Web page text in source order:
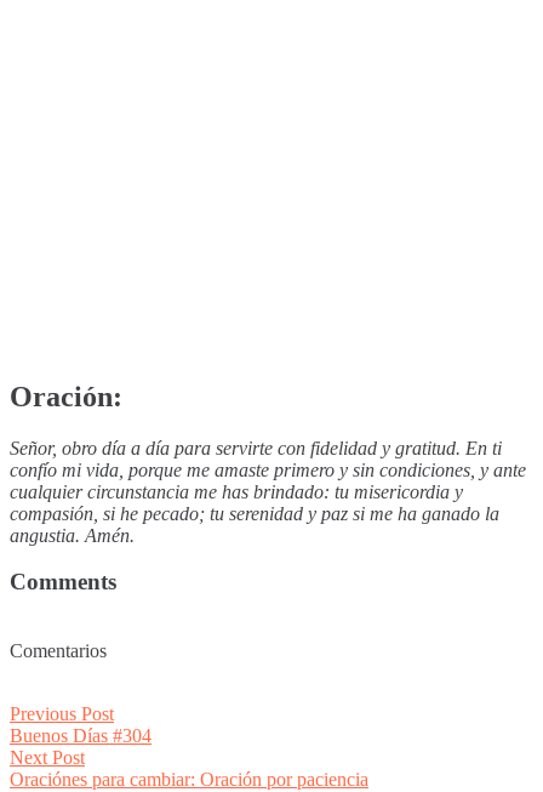
Oración:
Señor, obro día a día para servirte con fidelidad y gratitud. En ti
confío mi vida, porque me amaste primero y sin condiciones, y ante
cualquier circunstancia me has brindado: tu misericordia y
compasión, si he pecado; tu serenidad y paz si me ha ganado la
angustia. Amén.
Comments
Comentarios
Post
navigation
Previous PostPrevious
post:
Buenos Días #304
Next PostNext
post:
Oraciónes para cambiar: Oración por paciencia